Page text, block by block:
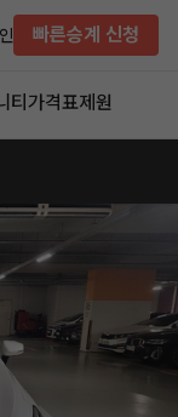
빠른승계 신청
티 가격표제원